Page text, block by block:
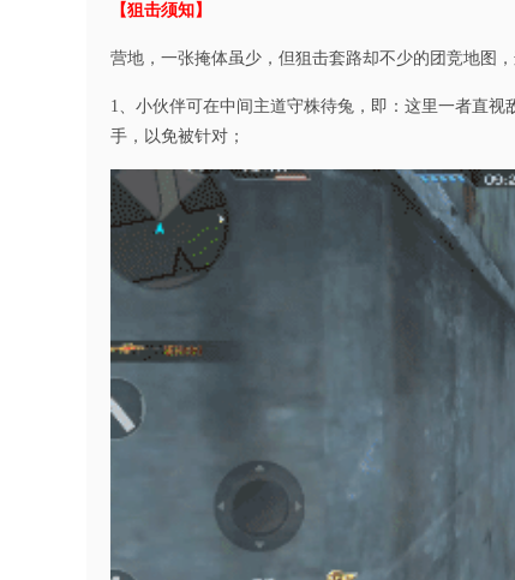
【狙击须知】
营地，一张掩体虽少，但狙击套路却不少的团竞地图，
1、小伙伴可在中间主道守株待兔，即：这里一者直
手，以免被针对；